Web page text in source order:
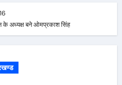
16
के अध्यक्ष बने ओमप्रकाश सिंह